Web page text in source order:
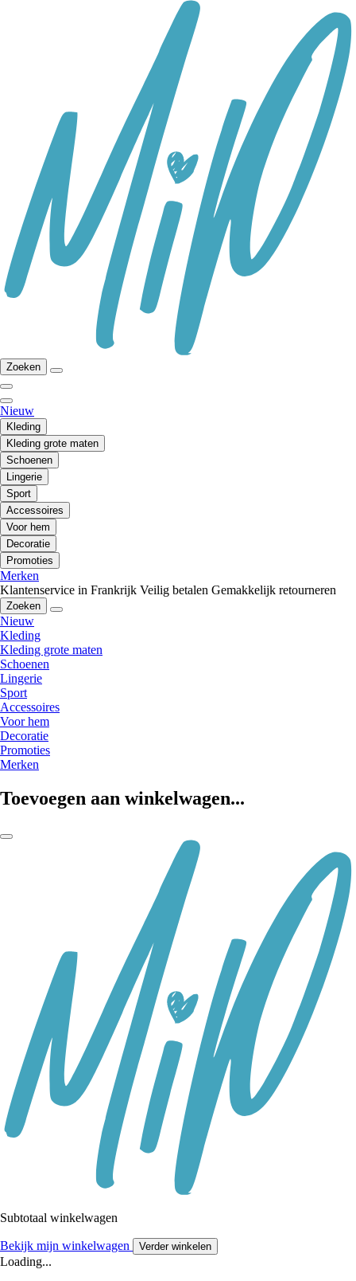
Zoeken
Nieuw
Kleding
Kleding grote maten
Schoenen
Lingerie
Sport
Accessoires
Voor hem
Decoratie
Promoties
Merken
Klantenservice in Frankrijk Veilig betalen Gemakkelijk retourneren
Zoeken
Nieuw
Kleding
Kleding grote maten
Schoenen
Lingerie
Sport
Accessoires
Voor hem
Decoratie
Promoties
Merken
Toevoegen aan winkelwagen...
Subtotaal winkelwagen
Bekijk mijn winkelwagen Verder winkelen
Loading...